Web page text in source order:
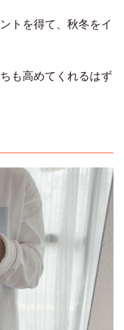
トを得て、秋冬をイ
も高めてくれるはず